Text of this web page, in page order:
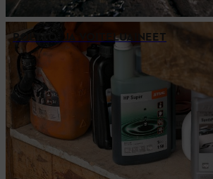
POLTTO- JA VOITELUAINEET